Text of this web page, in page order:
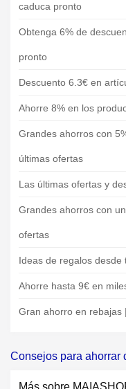
caduca pronto
Obtenga 6% de
pronto
Descuento 6.3€ en
Ahorre 8% en los
Grandes ahorros con
últimas ofertas
Las últimas ofertas y
Grandes ahorros con
ofertas
Ideas de regalos desde
Ahorre hasta 9€ en
Gran ahorro en rebajas
Consejos para ahorrar
Más sobre